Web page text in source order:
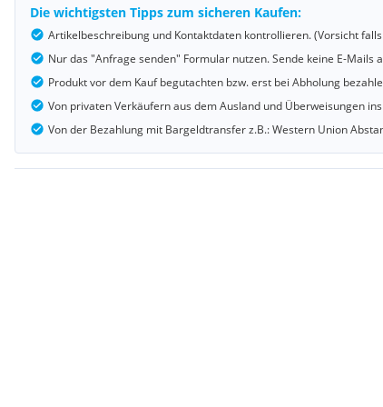
Die wichtigsten Tipps zum sicheren Kaufen:
Artikelbeschreibung und Kontaktdaten kontrollieren. (Vorsicht
Nur das "Anfrage senden" Formular nutzen. Sende keine E-Mails
Produkt vor dem Kauf begutachten bzw. erst bei Abholung
Von privaten Verkäufern aus dem Ausland und Überweisungen
Von der Bezahlung mit Bargeldtransfer z.B.: Western Union